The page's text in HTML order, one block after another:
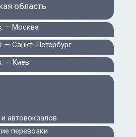
область
— Москва
— Санкт-Петербург
— Киев
автовокзалов
перевозки